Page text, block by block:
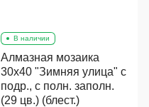
В наличии
Алмазная мозаика
30х40 "Зимняя улица" с
подр., с полн. заполн.
(29 цв.) (блест.)